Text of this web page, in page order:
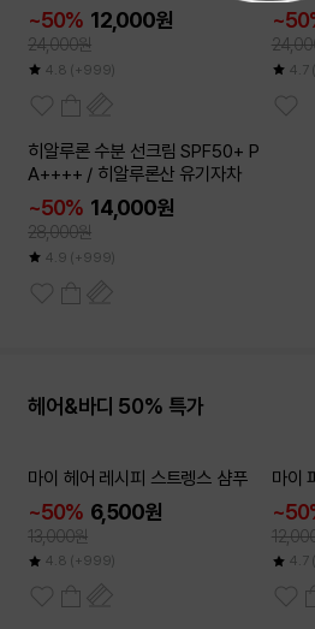
~50% 12,000원
24,000원
4.8 (+999) 4.7
~50 %
히알루론 수분 선크림 SPF50+ P
A++++ / 히알루론산 유기자차
~50% 14,000원
28,000원
4.9 (+999)
헤어&바디 50% 특가
~50%
마이 헤어 레시피 스트렝스 샴푸
~50% 6,500원
13,000원
4.8 (+999)
마이
4.7